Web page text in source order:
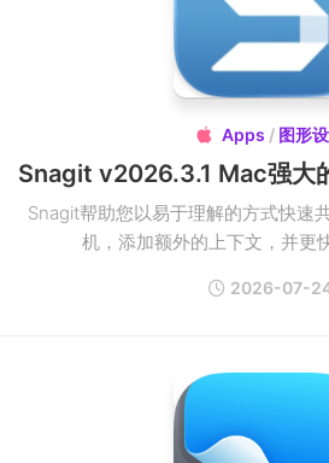
 Apps / 图形
Snagit帮助您以易于理解的方式快速
机，添加额外的上下文，并更
2026-07-